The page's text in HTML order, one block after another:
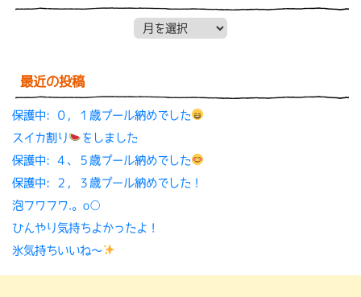
最近の投稿
保護中: ０，１歳プール納めでした
スイカ割り
をしました
保護中: ４、５歳プール納めでした
保護中: ２，３歳プール納めでした！
泡フワフワ.。o○
ひんやり気持ちよかったよ！
氷気持ちいいね〜